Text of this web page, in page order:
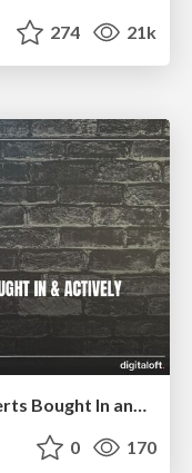
274 21k
How to Get Subject Matter Experts Bought In and Actively Contributing to SEO & PR Initiatives.
0 170